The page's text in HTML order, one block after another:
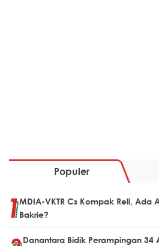
Populer
MDIA-VKTR Cs Kompak Reli, Ada
Bakrie?
Danantara Bidik Perampingan 34